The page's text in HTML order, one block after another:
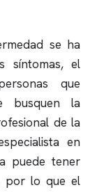
se ha
síntomas, el
que
busquen la
de la
en
puede tener
por lo que el